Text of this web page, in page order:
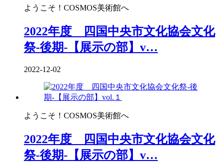
ようこそ！COSMOS美術館へ
2022年度 四国中央市文化協会文化
祭-後期-【展示の部】v…
2022-12-02
ようこそ！COSMOS美術館へ
2022年度 四国中央市文化協会文化
祭-後期-【展示の部】v…